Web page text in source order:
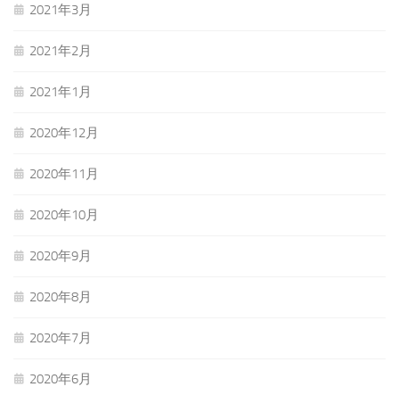
2021年3月
2021年2月
2021年1月
2020年12月
2020年11月
2020年10月
2020年9月
2020年8月
2020年7月
2020年6月